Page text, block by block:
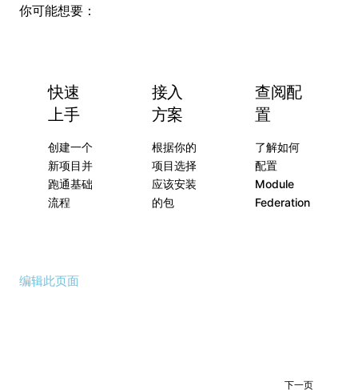
你可能想要：
快速
上手
创建一个
新项目并
跑通基础
流程
接入
方案
根据你的
项目选择
应该安装
的包
查阅配
置
了解如何
配置
Module
Federation
编辑此页面
下一页